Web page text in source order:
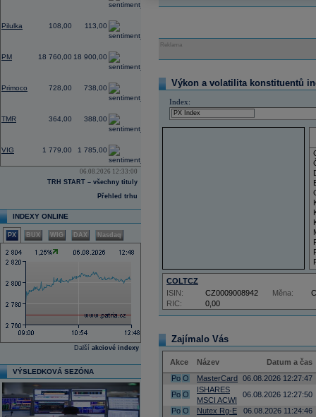
Pilulka 108,00 113,00
PM 18 760,00 18 900,00
0,75
Primoco 728,00 738,00
0,00
TMR 364,00 388,00
VIG 1 779,00 1 785,00
06.08.2026 12:33:00
TRH START – všechny tituly
Přehled trhu
INDEXY ONLINE
PX BUX WIG DAX Nasdaq
Další akciové indexy
VÝSLEDKOVÁ SEZÓNA
Reklama
Výkon a volatilita konstituentů
Index:
COLTCZ
RIC: 0,00
ISIN: CZ0009008942 Měna:
Zajímalo Vás
Akce Název
Datum a čas
Po O MasterCard 06.08.2026 12:27:47
Po O
ISHARES
MSCI ACWI
06.08.2026 12:27:50
Po O Nutex Rg-E
06.08.2026 11:24:46